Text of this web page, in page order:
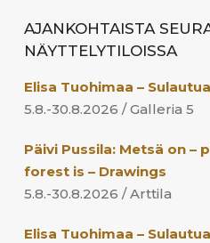
AJANKOHTAISTA
NÄYTTELYTILOISSA
Elisa Tuohimaa –
5.8.-30.8.2026 / Galleria 5
Päivi Pussila: Metsä on –
forest is – Drawings
5.8.-30.8.2026 / Arttila
Elisa Tuohimaa –